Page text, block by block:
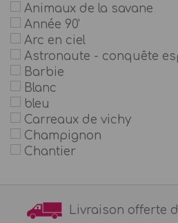
Animaux de la savane
Année 90'
Arc en ciel
Astronaute - conquête
Barbie
Blanc
bleu
Carreaux de vichy
Champignon
Chantier
Cirque
Couleur fluo
Livraison